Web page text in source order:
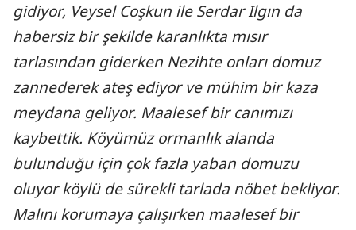
gidiyor, Veysel Coşkun ile Serdar Ilgın da
habersiz bir şekilde karanlıkta mısır
tarlasından giderken Nezihte onları domuz
zannederek ateş ediyor ve mühim bir kaza
meydana geliyor. Maalesef bir canımızı
kaybettik. Köyümüz ormanlık alanda
bulunduğu için çok fazla yaban domuzu
oluyor köylü de sürekli tarlada nöbet bekliyor.
Malını korumaya çalışırken maalesef bir